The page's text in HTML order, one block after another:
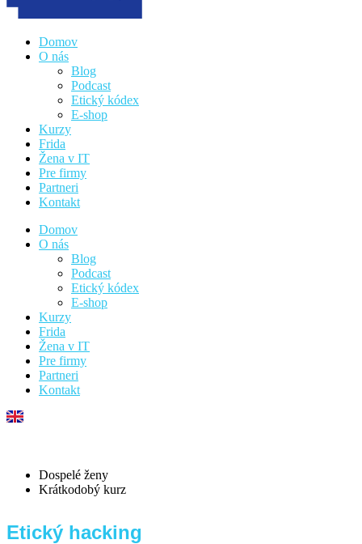
Domov
O nás
Blog
Podcast
Etický kódex
E-shop
Kurzy
Frida
Žena v IT
Pre firmy
Partneri
Kontakt
Domov
O nás
Blog
Podcast
Etický kódex
E-shop
Kurzy
Frida
Žena v IT
Pre firmy
Partneri
Kontakt
Dospelé ženy
Krátkodobý kurz
Etický hacking